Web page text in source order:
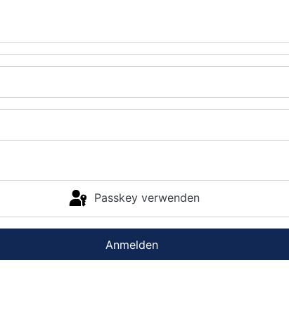
Passkey verwenden
Anmelden